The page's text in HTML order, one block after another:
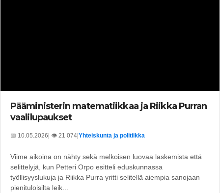
Pääministerin matematiikkaa ja Riikka Purran
vaalilupaukset
📅 10.05.2026| 👁️ 21 074|Yhteiskunta ja politiikka
Viime aikoina on nähty sekä melkoisen luovaa laskemista että
selittelyjä, kun Petteri Orpo esitteli eduskunnassa
työllisyyslukuja ja Riikka Purra yritti selitellä aiempia sanojaan
pienituloisilta leik...